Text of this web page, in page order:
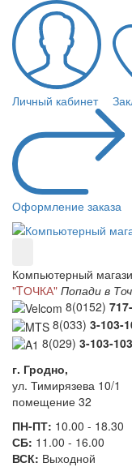
Личный кабинет
Оформление заказа
Компьютерный
"TОЧКА" Попади в
8(0152)
8(033) 3-103-
8(029) 3-103-103
г. Гродно,
ул. Тимирязева 10/1
помещение 32
ПН-ПТ: 10.00 - 18.30
СБ: 11.00 - 16.00
ВСК: Выходной